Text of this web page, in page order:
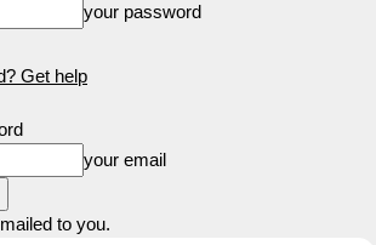
your password
Get help
your email
to you.